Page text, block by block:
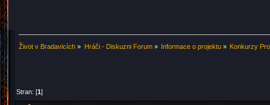
Život v Bradavicích » Hráči - Diskuzni Forum» Informace o projektu» Konkurzy
Stran: [1]